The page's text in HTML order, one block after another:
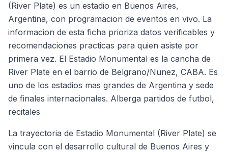
(River Plate) es un estadio en Buenos Aires,
Argentina, con programacion de eventos en vivo. La
informacion de esta ficha prioriza datos verificables y
recomendaciones practicas para quien asiste por
primera vez. El Estadio Monumental es la cancha de
River Plate en el barrio de Belgrano/Nunez, CABA. Es
uno de los estadios mas grandes de Argentina y sede
de finales internacionales. Alberga partidos de futbol,
recitales
La trayectoria de Estadio Monumental (River Plate) se
vincula con el desarrollo cultural de Buenos Aires y